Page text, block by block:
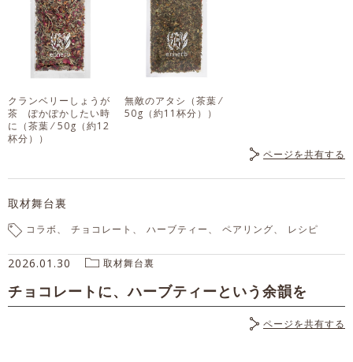
クランベリーしょうが
茶 ぽかぽかしたい時
に （茶葉 ⁄ 50g（約12
杯分））
無敵のアタシ （茶葉 ⁄
50g（約11杯分））
ページを共有する
取材舞台裏
コラボ チョコレート ハーブティー ペアリング レシピ
2026.01.30 取材舞台裏
チョコレートに、ハーブティーという余韻を
ページを共有する